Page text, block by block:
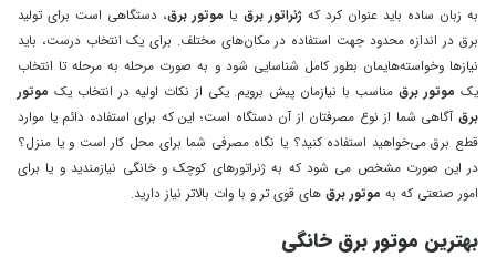
به زبان ساده باید عنوان کرد کهژنراتور برق یا موتور برق، دستگاهی‌ است برای تولید
برق در اندازه محدود جهت استفاده در مکان‌های مختلف. برای یک انتخاب درست، باید
نیازها وخواسته‌هایمان بطور کامل شناسایی شود و به صورت مرحله به مرحله تا انتخاب
یک موتور برقمناسب با نیازمان پیش برویم. یکی از نکات اولیه در انتخاب یک موتور
برق آگاهی شما از نوع مصرفتان از آن دستگاه است؛ این‌ که برای استفاده دائم یا موارد
قطع برق می‌خواهید استفاده کنید؟ یا نگاه مصرفی شما برای محل کار است و یا منزل؟
در این صورت مشخص می شود که به ژنراتورهای کوچک و خانگی نیازمندید و یا برای
امور صنعتی که به موتور برق های قوی تر و با وات بالاتر نیاز دارید.
بهترین موتور برق خانگی